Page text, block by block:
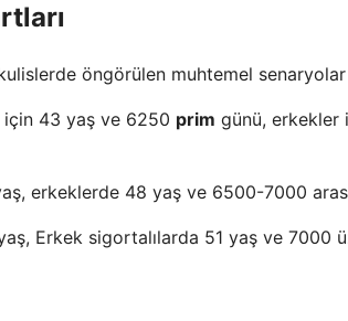
öngörülen muhtemel
için 43 yaş ve 6250 prim günü, erkekler
erkeklerde 48 yaş ve 6500-7000
Erkek sigortalılarda 51 yaş ve 7000